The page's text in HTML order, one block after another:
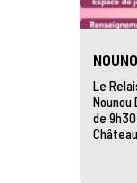
Le
Nounou
de